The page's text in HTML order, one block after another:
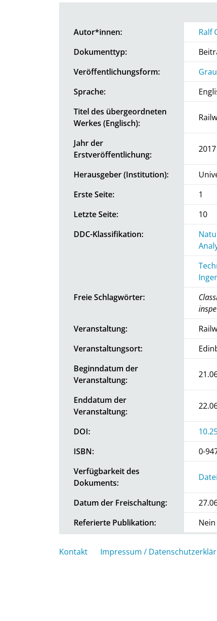
Autor*innen:
Ralf
Dokumenttyp:
Veröffentlichungsform:
Sprache:
Titel des übergeordneten
Werkes (Englisch):
Jahr der
Erstveröffentlichung:
2017
Herausgeber (Institution):
Erste Seite:
1
Letzte Seite:
10
DDC-Klassifikation:
Freie Schlagwörter:
Veranstaltung:
Veranstaltungsort:
Beginndatum der
Veranstaltung:
Enddatum der
Veranstaltung:
DOI:
ISBN:
0-
Verfügbarkeit des
Dokuments:
Datum der Freischaltung:
Referierte Publikation:
Nein
Kontakt Impressum /